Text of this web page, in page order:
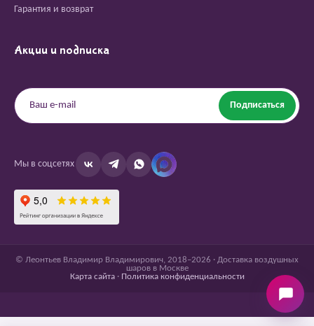
Гарантия и возврат
Акции и подписка
Подписаться
Мы в соцсетях
© Леонтьев Владимир Владимирович, 2018–2026 · Доставка воздушных
шаров в Москве
Карта сайта· Политика конфиденциальности